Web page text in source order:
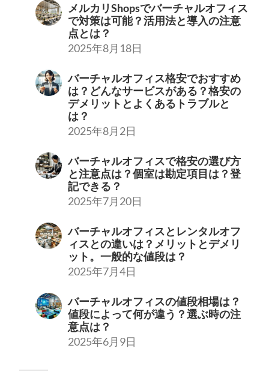
メルカリShopsでバーチャルオフィス
で対策は可能？活用法と導入の注意
点とは？
2025年8月18日
バーチャルオフィス格安でおすすめ
は？どんなサービスがある？格安の
デメリットとよくあるトラブルと
は？
2025年8月2日
バーチャルオフィスで格安の選び方
と注意点は？個室は勘定項目は？登
記できる？
2025年7月20日
バーチャルオフィスとレンタルオフ
ィスとの違いは？メリットとデメリ
ット。一般的な値段は？
2025年7月4日
バーチャルオフィスの値段相場は？
値段によって何が違う？選ぶ時の注
意点は？
2025年6月9日